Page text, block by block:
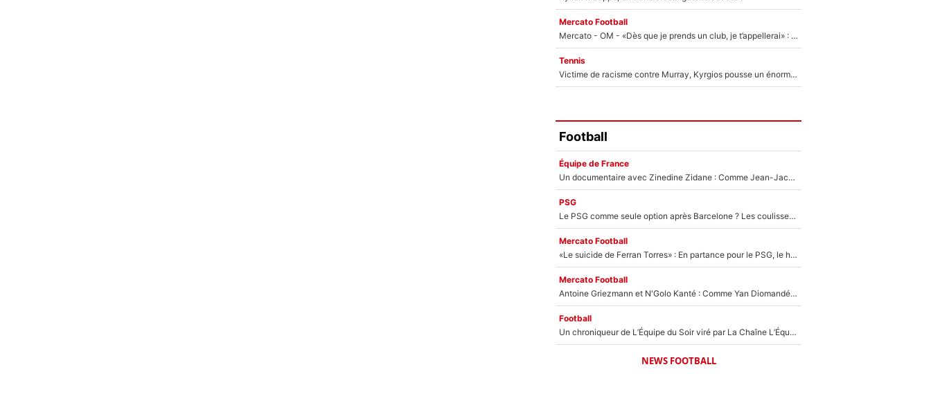
Mercato Football
Mercato - OM - «Dès que je prends un club, je t’appellerai» : La promesse de Marcelino au moment de claquer la porte
Tennis
Victime de racisme contre Murray, Kyrgios pousse un énorme coup de gueule !
Football
Équipe de France
Un documentaire avec Zinedine Zidane : Comme Jean-Jacques Goldman et Mylène Farmer, le nouveau sélectionneur de l'équipe de France a recalé une journaliste très connue
PSG
Le PSG comme seule option après Barcelone ? Les coulisses de la signature historique de Lionel Messi sont révélées au grand jour !
Mercato Football
«Le suicide de Ferran Torres» : En partance pour le PSG, le héros de la finale de la Coupe du monde s'attire les foudres de la presse espagnole !
Mercato Football
Antoine Griezmann et N'Golo Kanté : Comme Yan Diomandé, les deux champions du monde ont refusé de signer au PSG !
Football
Un chroniqueur de L’Équipe du Soir viré par La Chaîne L’Équipe : Même Olivier Ménard n’avait pas pu empêcher son départ, «je l’ai appris sur Twitter, je l’ai vécu assez mal»
NEWS FOOTBALL